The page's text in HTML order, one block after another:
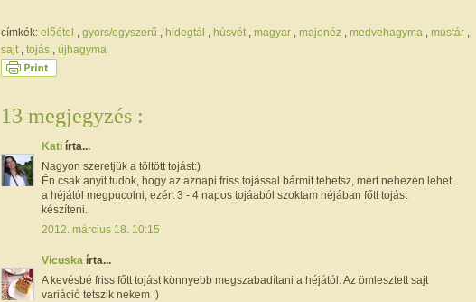
címkék: előétel gyors/egyszerű hidegtál húsvét magyar majonéz medvehagyma mustár
sajt
tojás újhagyma
13 megjegyzés :
Kati írta...
Nagyon szeretjük a töltött tojást:)
Én csak anyit tudok, hogy az aznapi friss tojással bármit tehetsz, mert nehezen lehet
a héjától megpucolni, ezért 3 - 4 napos tojáaból szoktam héjában főtt tojást
készíteni.
2012. március 18. 10:15
Vicuska írta...
A kevésbé friss főtt tojást könnyebb megszabadítani a héjától. Az ömlesztett sajt
variáció tetszik nekem :)